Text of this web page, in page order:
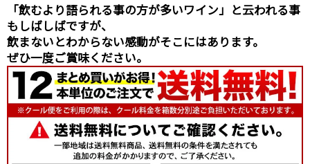
「飲むより語られる事の方が多いワイン」と云われる事
もしばしばですが、
飲まないとわからない感動がそこにはあります。
ぜひ一度ご賞味ください。